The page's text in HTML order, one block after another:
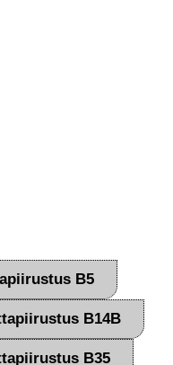
B5
B14B
B35